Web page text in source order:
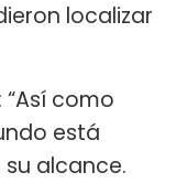
localizar
como
está
alcance.